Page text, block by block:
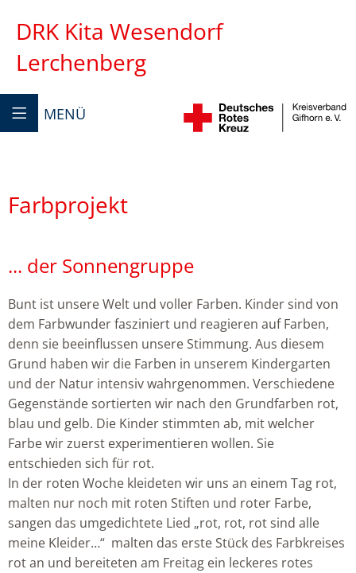
DRK Kita Wesendorf
Lerchenberg
MENÜ
Farbprojekt
... der Sonnengruppe
Bunt ist unsere Welt und voller Farben. Kinder sind von
dem Farbwunder fasziniert und reagieren auf Farben,
denn sie beeinflussen unsere Stimmung. Aus diesem
Grund haben wir die Farben in unserem Kindergarten
und der Natur intensiv wahrgenommen. Verschiedene
Gegenstände sortierten wir nach den Grundfarben rot,
blau und gelb. Die Kinder stimmten ab, mit welcher
Farbe wir zuerst experimentieren wollen. Sie
entschieden sich für rot.
In der roten Woche kleideten wir uns an einem Tag rot,
malten nur noch mit roten Stiften und roter Farbe,
sangen das umgedichtete Lied „rot, rot, rot sind alle
meine Kleider…“ malten das erste Stück des Farbkreises
rot an und bereiteten am Freitag ein leckeres rotes